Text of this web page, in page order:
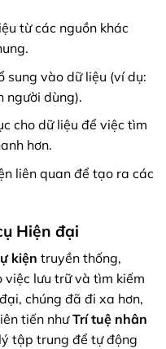
từ các nguồn khác
sung vào dữ liệu (ví dụ:
người dùng).
cho dữ liệu để việc tìm
hơn.
liên quan để tạo ra các
Hiện đại
kiện truyền thống,
lưu trữ và tìm kiếm
chúng đã đi xa hơn,
tiến nhưTrí tuệ nhân
tập trung để tự động